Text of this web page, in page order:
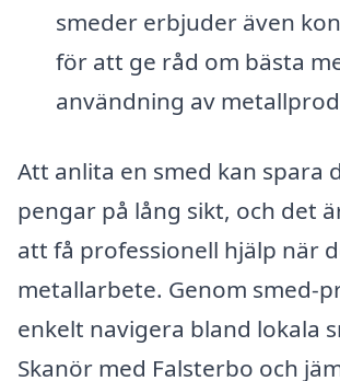
smeder erbjuder även
för att ge råd om bästa
användning av
Att anlita en smed kan spara
pengar på lång sikt, och det
att få professionell hjälp när
metallarbete. Genom smed-
enkelt navigera bland lokala
Skanör med Falsterbo och